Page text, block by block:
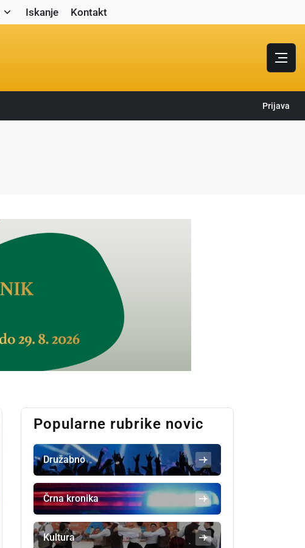
Iskanje Kontakt
Prijava
Popularne rubrike novic
Družabno
Črna kronika
Kultura